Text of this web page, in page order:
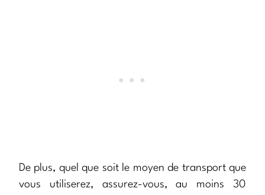
De plus, quel que soit le moyen de transport que
vous utiliserez, assurez-vous, au moins 30